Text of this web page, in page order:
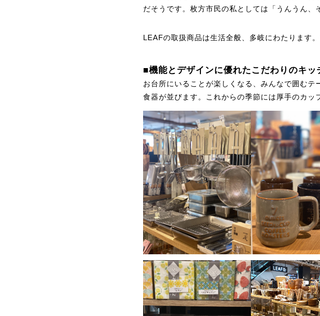
だそうです。枚方市民の私としては「うんうん、
LEAFの取扱商品は生活全般、多岐にわたります
■機能とデザインに優れたこだわりのキッ
お台所にいることが楽しくなる、みんなで囲む
食器が並びます。これからの季節には厚手のカッ